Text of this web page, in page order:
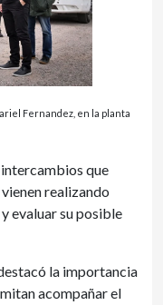
Fernandez, en la planta
intercambios que
realizando
evaluar su posible
la importancia
acompañar el